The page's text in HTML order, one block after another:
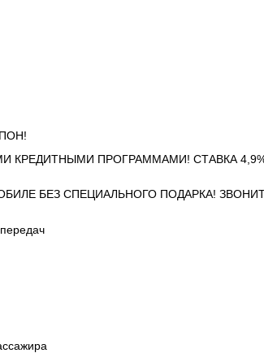
ПРОГРАММАМИ! СТАВКА
БЕЗ СПЕЦИАЛЬНОГО ПОДАРКА!